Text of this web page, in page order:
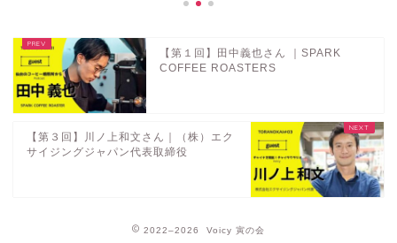
【第１回】田中義也さん ｜SPARK
COFFEE ROASTERS
【第３回】川ノ上和文さん｜（株）エク
サイジングジャパン代表取締役
2022–2026 Voicy 寅の会